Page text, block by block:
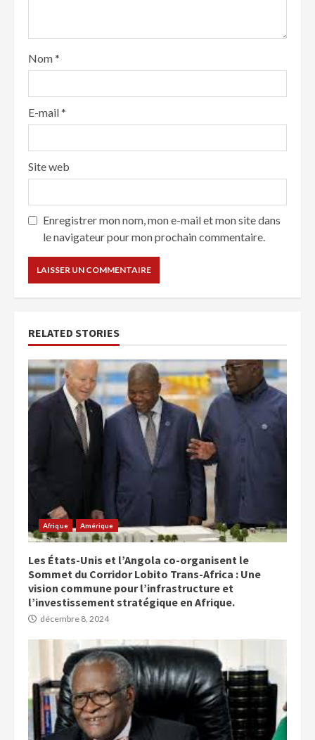
Nom*
E-mail*
Site web
Enregistrer mon nom, mon e-mail et mon site dans
le navigateur pour mon prochain commentaire.
RELATED STORIES
Afrique Amérique
Les États-Unis et l’Angola co-organisent le
Sommet du Corridor Lobito Trans-Africa : Une
vision commune pour l’infrastructure et
l’investissement stratégique en Afrique.
décembre 8, 2024